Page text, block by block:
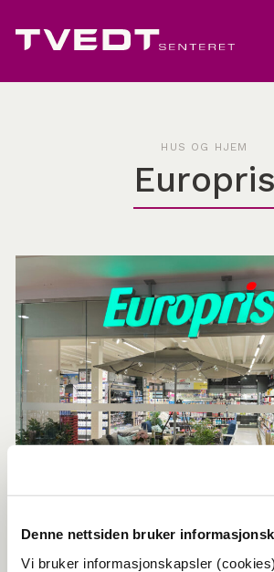
Denne nettsiden bruker
Vi bruker informasjonskapsler
HUS OG HJEM
Europris